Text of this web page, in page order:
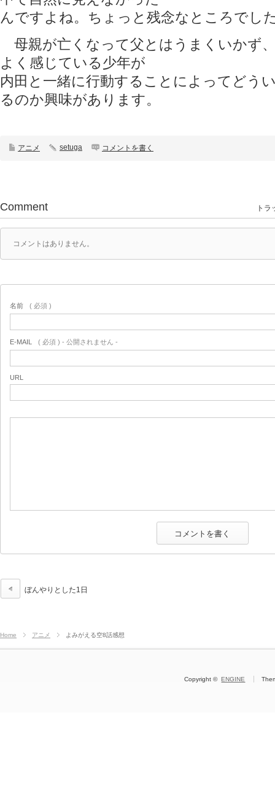
んですよね。ちょっと残念なところでし
母親が亡くなって父とはうまくいかず
よく感じている少年が
内田と一緒に行動することによってどう
るのか興味があります。
アニメ setuga コメントを書く
Comment トラ
コメントはありません。
名前 ( 必須 )
E-MAIL ( 必須 ) - 公開されません -
URL
ぼんやりとした1日
Home アニメ よみがえる空8話感想
Copyright ©ENGINE